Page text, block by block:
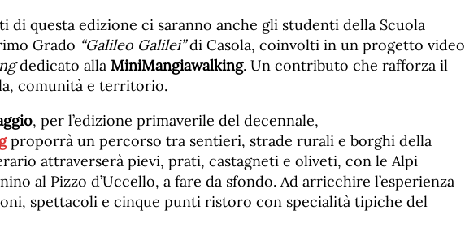
di questa edizione ci saranno anche gli studenti della Scuola
Grado “Galileo Galilei”di Casola, coinvolti in un progetto video
dedicato alla MiniMangiawalking. Un contributo che rafforza il
comunità e territorio.
, per l’edizione primaverile del decennale,
proporrà un percorso tra sentieri, strade rurali e borghi della
attraverserà pievi, prati, castagneti e oliveti, con le Alpi
al Pizzo d’Uccello, a fare da sfondo. Ad arricchire l’esperienza
spettacoli e cinque punti ristoro con specialità tipiche del